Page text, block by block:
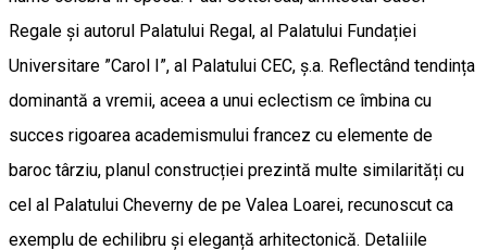
Regale și autorul Palatului Regal, al Palatului Fundației
Universitare ”Carol I”, al Palatului CEC, ș.a. Reflectând tendința
dominantă a vremii, aceea a unui eclectism ce îmbina cu
succes rigoarea academismului francez cu elemente de
baroc târziu, planul construcției prezintă multe similarități cu
cel al Palatului Cheverny de pe Valea Loarei, recunoscut ca
exemplu de echilibru și eleganță arhitectonică. Detaliile